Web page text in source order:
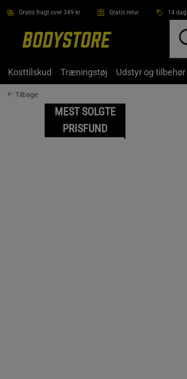
Gratis fragt over 349 kr Gratis retur 14
Kosttilskud Træningstøj Udstyr og tilbehør
Tilbage
MEST SOLGTE
PRISFUND